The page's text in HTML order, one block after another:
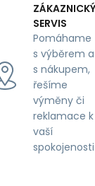
ZÁKAZNICKÝ
SERVIS
Pomáhame
s výběrem a
s nákupem,
řešíme
výměny či
reklamace k
vaší
spokojenosti